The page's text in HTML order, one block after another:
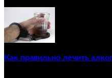
Как правильно лечить